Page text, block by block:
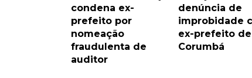
condena ex-
prefeito por
nomeação
fraudulenta de
auditor
denúncia de
improbidade
ex-prefeito de
Corumbá